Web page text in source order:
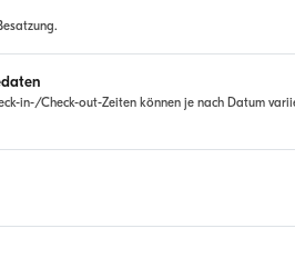
in-/Check-out-Zeiten können je nach Datum